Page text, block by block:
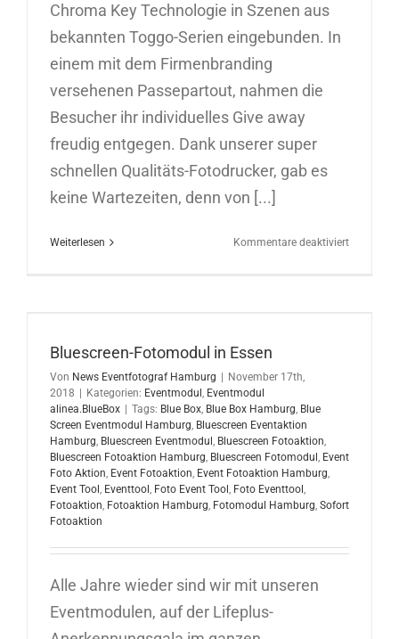
Chroma Key Technologie in Szenen aus
bekannten Toggo-Serien eingebunden. In
einem mit dem Firmenbranding
versehenen Passepartout, nahmen die
Besucher ihr individuelles Give away
freudig entgegen. Dank unserer super
schnellen Qualitäts-Fotodrucker, gab es
keine Wartezeiten, denn von [...]
Weiterlesen Kommentare deaktiviertfür
Bluescreen-Fotomodul in Essen
Von News Eventfotograf Hamburg
November 17th,
2018
Kategorien: Eventmodul , Eventmodul
alinea.BlueBox
Tags: Blue Box, Blue Box Hamburg, Blue
Screen Eventmodul Hamburg, Bluescreen Eventaktion
Hamburg, Bluescreen Eventmodul , Bluescreen Fotoaktion,
Bluescreen Fotoaktion Hamburg, Bluescreen Fotomodul , Event
Foto Aktion, Event Fotoaktion, Event Fotoaktion Hamburg,
Event Tool , Eventtool , Foto Event Tool , Foto Eventtool ,
Fotoaktion, Fotoaktion Hamburg, Fotomodul Hamburg, Sofort
Fotoaktion
Alle Jahre wieder sind wir mit unseren
Eventmodulen, auf der Lifeplus-